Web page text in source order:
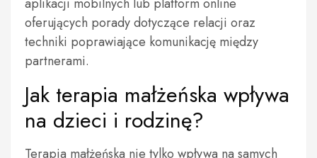
oferujących porady dotyczące relacji oraz
techniki poprawiające komunikację między
partnerami.
Jak terapia małżeńska wpływa
na dzieci i rodzinę?
Terapia małżeńska nie tylko wpływa na samych